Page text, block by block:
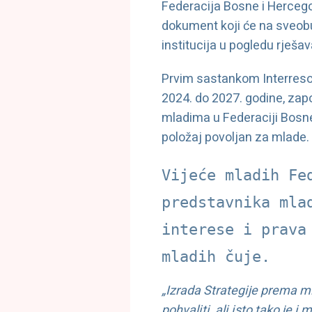
Federacija Bosne i
dokument koji će na
institucija u pogledu
Prvim sastankom
2024. do 2027. godine,
mladima u Federaciji
položaj povoljan za mlade.
Vijeće mladih
predstavnika
interese i
mladih čuje.
„Izrada Strategije prema